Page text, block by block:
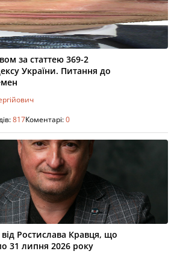
за статтею 369-2
України. Питання до
817Коментарі:0
Ростислава Кравця, що
31 липня 2026 року